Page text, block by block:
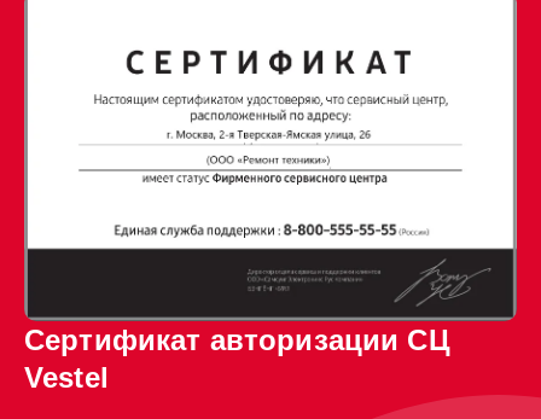
Сертификат авторизации СЦ
Vestel